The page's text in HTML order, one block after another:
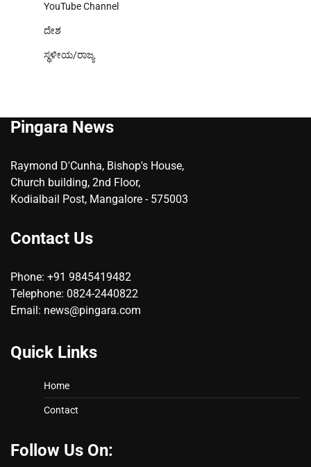
YouTube Channel
ದೇಶ
ಸ್ಥಳೀಯ/ರಾಜ್ಯ
Pingara News
Raymond D'Cunha, Bishop's House,
Church building, 2nd Floor,
Kodialbail Post, Mangalore - 575003
Contact Us
Phone: +91 9845419482
Telephone: 0824-2440822
Email: news@pingara.com
Quick Links
Home
Contact
Follow Us On: